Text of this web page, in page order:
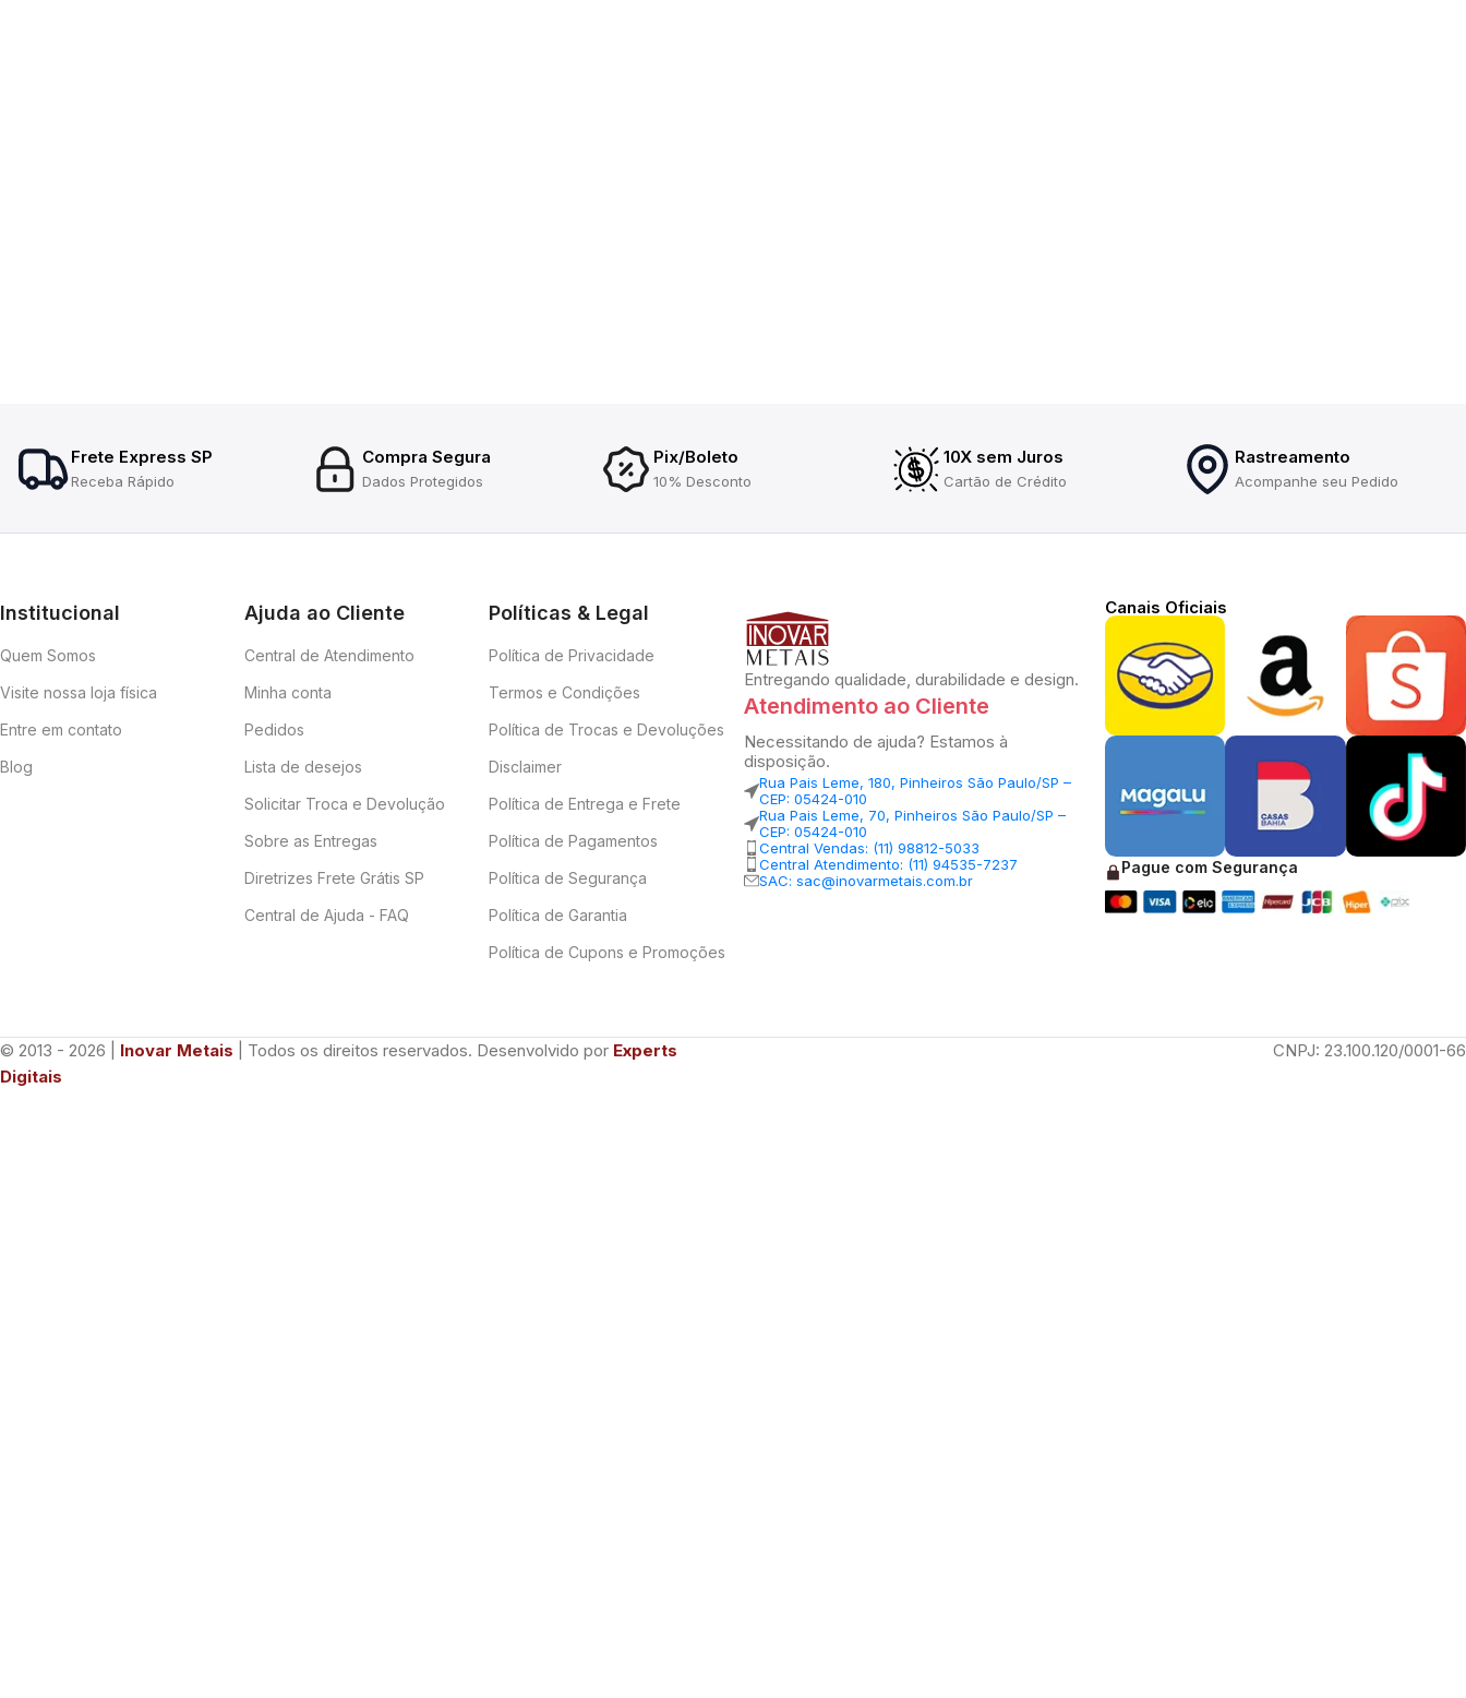
Frete Express SP
Receba Rápido
Compra Segura
Dados Protegidos
Pix/Boleto
10% Desconto
10X sem Juros
Cartão de Crédito
Rastreamento
Acompanhe seu Pedido
Institucional
Quem Somos
Visite nossa loja física
Entre em contato
Blog
Ajuda ao Cliente
Central de Atendimento
Minha conta
Pedidos
Lista de desejos
Solicitar Troca e Devolução
Sobre as Entregas
Diretrizes Frete Grátis SP
Central de Ajuda - FAQ
Políticas & Legal
Política de Privacidade
Termos e Condições
Política de Trocas e Devoluções
Disclaimer
Política de Entrega e Frete
Política de Pagamentos
Política de Segurança
Política de Garantia
Política de Cupons e Promoções
Entregando qualidade, durabilidade e design.
Atendimento ao Cliente
Necessitando de ajuda? Estamos à
disposição.
Rua Pais Leme, 180, Pinheiros São Paulo/SP –
CEP: 05424-010
Rua Pais Leme, 70, Pinheiros São Paulo/SP –
CEP: 05424-010
Central Vendas: (11) 98812-5033
Central Atendimento: (11) 94535-7237
SAC: sac@inovarmetais.com.br
Canais Oficiais
Pague com Segurança
© 2013 - 2026 | Inovar Metais | Todos os direitos reservados. Desenvolvido por Experts
Digitais
CNPJ: 23.100.120/0001-66